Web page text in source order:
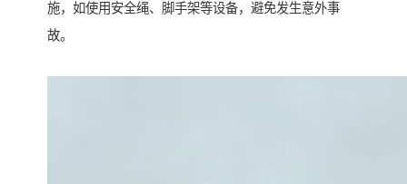
施，如使用安全绳、脚手架等设备，避免发生意外事
故。